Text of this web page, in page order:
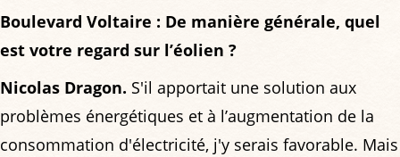
Boulevard Voltaire : De manière générale, quel
est votre regard sur l’éolien ?
Nicolas Dragon. S'il apportait une solution aux
problèmes énergétiques et à l’augmentation de la
consommation d'électricité, j'y serais favorable. Mais